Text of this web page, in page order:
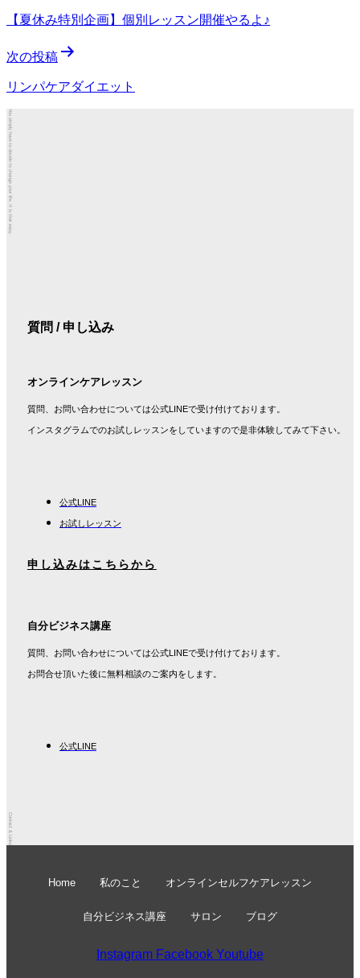
稿
ビ
ゲ
ー
シ
ョ
ン
【夏休み特別企画】個別レッスン開催やるよ♪
次の投稿
リンパケアダイエット
You simply have to decide to change your life. It is that easy.
質問 / 申し込み
オンラインケアレッスン
質問、お問い合わせについては公式LINEで受け付けております。
インスタグラムでのお試しレッスンをしていますので是非体験してみて下さい。
公式LINE
お試しレッスン
申し込みはこちらから
自分ビジネス講座
質問、お問い合わせについては公式LINEで受け付けております。
お問合せ頂いた後に無料相談のご案内をします。
公式LINE
Contact & Links
Home 私のこと オンラインセルフケアレッスン
自分ビジネス講座 サロン ブログ
Instagram Facebook Youtube